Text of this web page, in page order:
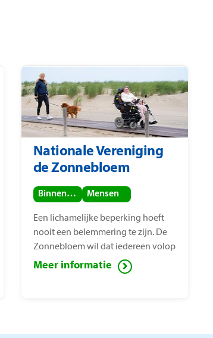
Nationale Vereniging
de Zonnebloem
Binnenland Mensen
Een lichamelijke beperking hoeft
nooit een belemmering te zijn. De
Zonnebloem wil dat iedereen volop
van het leven kan genieten, ook
mensen met een lichamelijke
Meer informatie